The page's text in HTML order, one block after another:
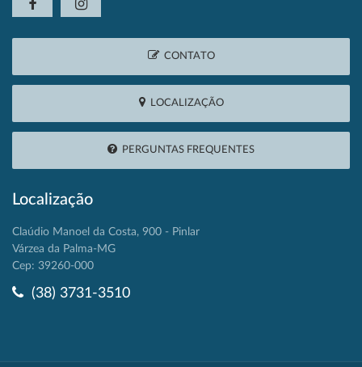
CONTATO
LOCALIZAÇÃO
PERGUNTAS FREQUENTES
Localização
Claúdio Manoel da Costa, 900 - Pinlar
Várzea da Palma-MG
Cep: 39260-000
(38) 3731-3510